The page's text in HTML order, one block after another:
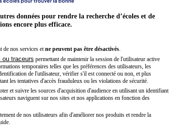
données pour rendre la recherche d’écoles et de
encore plus efficace.
de nos services et ne peuvent pas être désactivés.
ou traceurs permettant de maintenir la session de l'utilisateur active
temporaires telles que les préférences des utilisateurs, les
de l'utilisateur, vérifier s'il est connecté ou non, et plus
les tentatives d'accès frauduleux ou les violations de sécurité.
et suivre les sources d'acquisition d'audience en utilisant un identifiant
naviguent sur nos sites et nos applications en fonction des
de nos utilisateurs afin d'améliorer nos produits et rendre la